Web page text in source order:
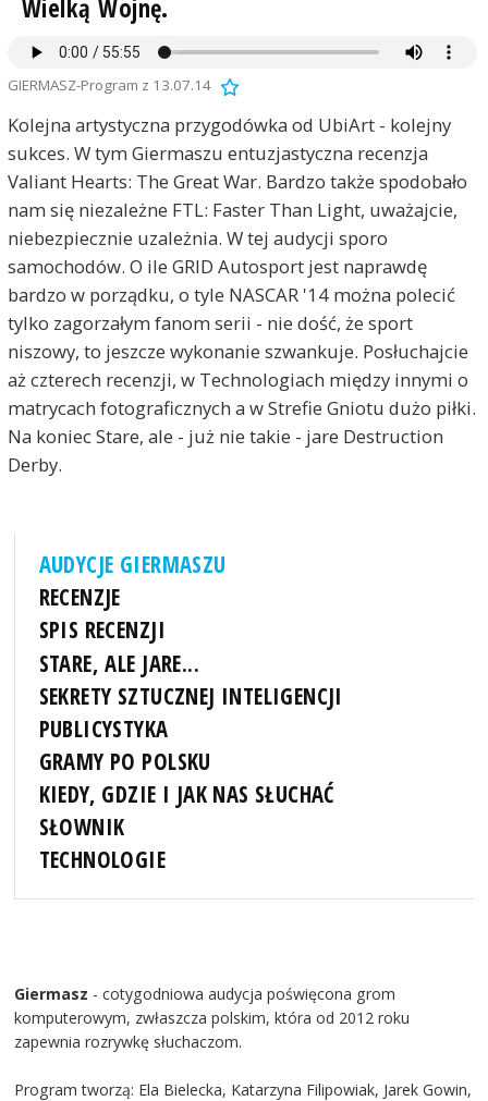
Wielką Wojnę.
GIERMASZ-Program z 13.07.14
Kolejna artystyczna przygodówka od UbiArt - kolejny
sukces. W tym Giermaszu entuzjastyczna recenzja
Valiant Hearts: The Great War. Bardzo także spodobało
nam się niezależne FTL: Faster Than Light, uważajcie,
niebezpiecznie uzależnia. W tej audycji sporo
samochodów. O ile GRID Autosport jest naprawdę
bardzo w porządku, o tyle NASCAR '14 można polecić
tylko zagorzałym fanom serii - nie dość, że sport
niszowy, to jeszcze wykonanie szwankuje. Posłuchajcie
aż czterech recenzji, w Technologiach między innymi o
matrycach fotograficznych a w Strefie Gniotu dużo piłki.
Na koniec Stare, ale - już nie takie - jare Destruction
Derby.
AUDYCJE GIERMASZU
RECENZJE
SPIS RECENZJI
STARE, ALE JARE...
SEKRETY SZTUCZNEJ INTELIGENCJI
PUBLICYSTYKA
GRAMY PO POLSKU
KIEDY, GDZIE I JAK NAS SŁUCHAĆ
SŁOWNIK
TECHNOLOGIE
Giermasz - cotygodniowa audycja poświęcona grom
komputerowym, zwłaszcza polskim, która od 2012 roku
zapewnia rozrywkę słuchaczom.
Program tworzą: Ela Bielecka, Katarzyna Filipowiak, Jarek Gowin,